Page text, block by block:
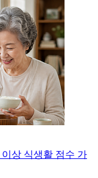
상 식생활 점수 가